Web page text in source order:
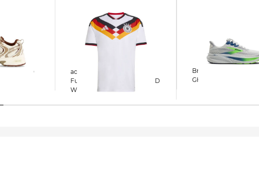
New Balance | Sneaker 530
adidas Performance |
Fußballtrikot DEUTSCHLAND
WM 2026 HOME
Brooks | Herren Laufschuhe
GHOST 17